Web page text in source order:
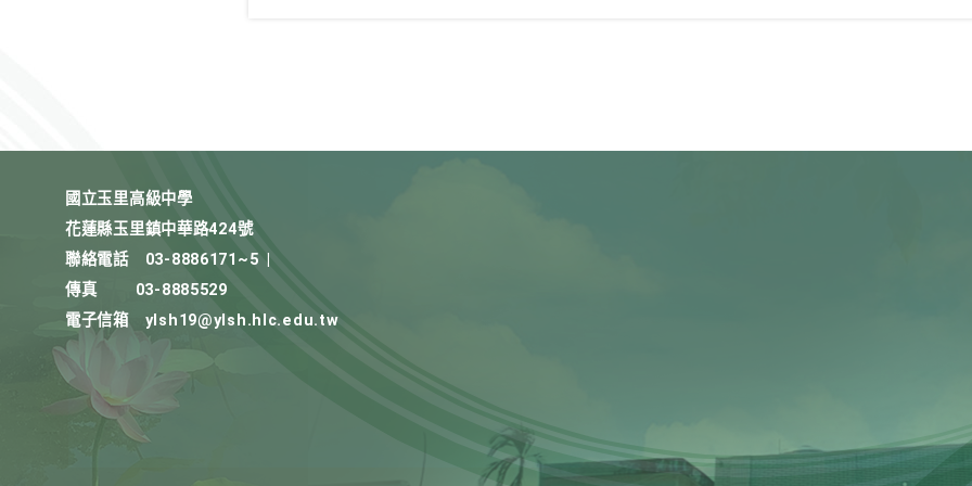
國立玉里高級中學
花蓮縣玉里鎮中華路424號
聯絡電話
03-8886171~5
傳真
03-8885529
電子信箱
ylsh19@ylsh.hlc.edu.tw